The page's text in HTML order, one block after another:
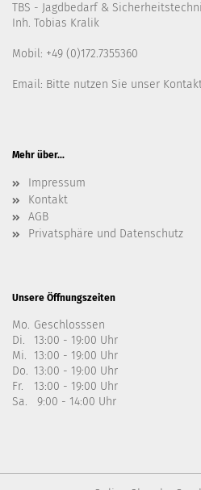
TBS - Jagdbedarf &
Inh. Tobias Kralik
Mobil: +49 (0)172.7355360
Email: Bitte nutzen Sie unser
Mehr über...
Impressum
Kontakt
AGB
Privatsphäre und Datenschutz
Unsere Öffnungszeiten
Mo. Geschlosssen
Di.
13:00 - 19:00 Uhr
Mi.
13:00 - 19:00 Uhr
Do. 13:00 - 19:00 Uhr
Fr.
13:00 - 19:00 Uhr
Sa.
9:00 - 14:00 Uhr